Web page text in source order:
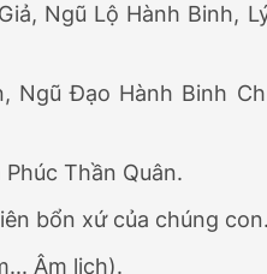
Ngũ Lộ Hành Binh,
Ngũ Đạo Hành Binh
Thần Quân.
bổn xứ của chúng
Âm lịch).